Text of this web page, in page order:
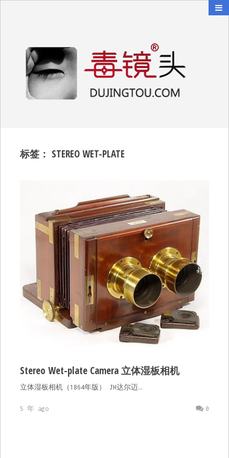
标签： STEREO WET-PLATE
Stereo Wet-plate Camera 立体湿板相机
立体湿板相机（1864年版） JH达尔迈…
0
5 年 ago